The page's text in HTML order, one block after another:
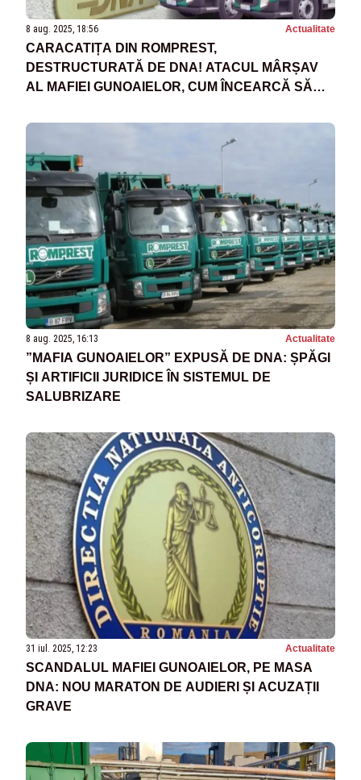
8 aug. 2025, 18:56 Actualitate
CARACATIȚA DIN ROMPREST,
DESTRUCTURATĂ DE DNA! ATACUL MÂRȘAV
AL MAFIEI GUNOAIELOR, CUM ÎNCEARCĂ SĂ
8 aug. 2025, 16:13 Actualitate
”MAFIA GUNOAIELOR” EXPUSĂ DE DNA: ȘPĂGI
ȘI ARTIFICII JURIDICE ÎN SISTEMUL DE
SALUBRIZARE
31 iul. 2025, 12:23 Actualitate
SCANDALUL MAFIEI GUNOAIELOR, PE MASA
DNA: NOU MARATON DE AUDIERI ȘI ACUZAȚII
GRAVE